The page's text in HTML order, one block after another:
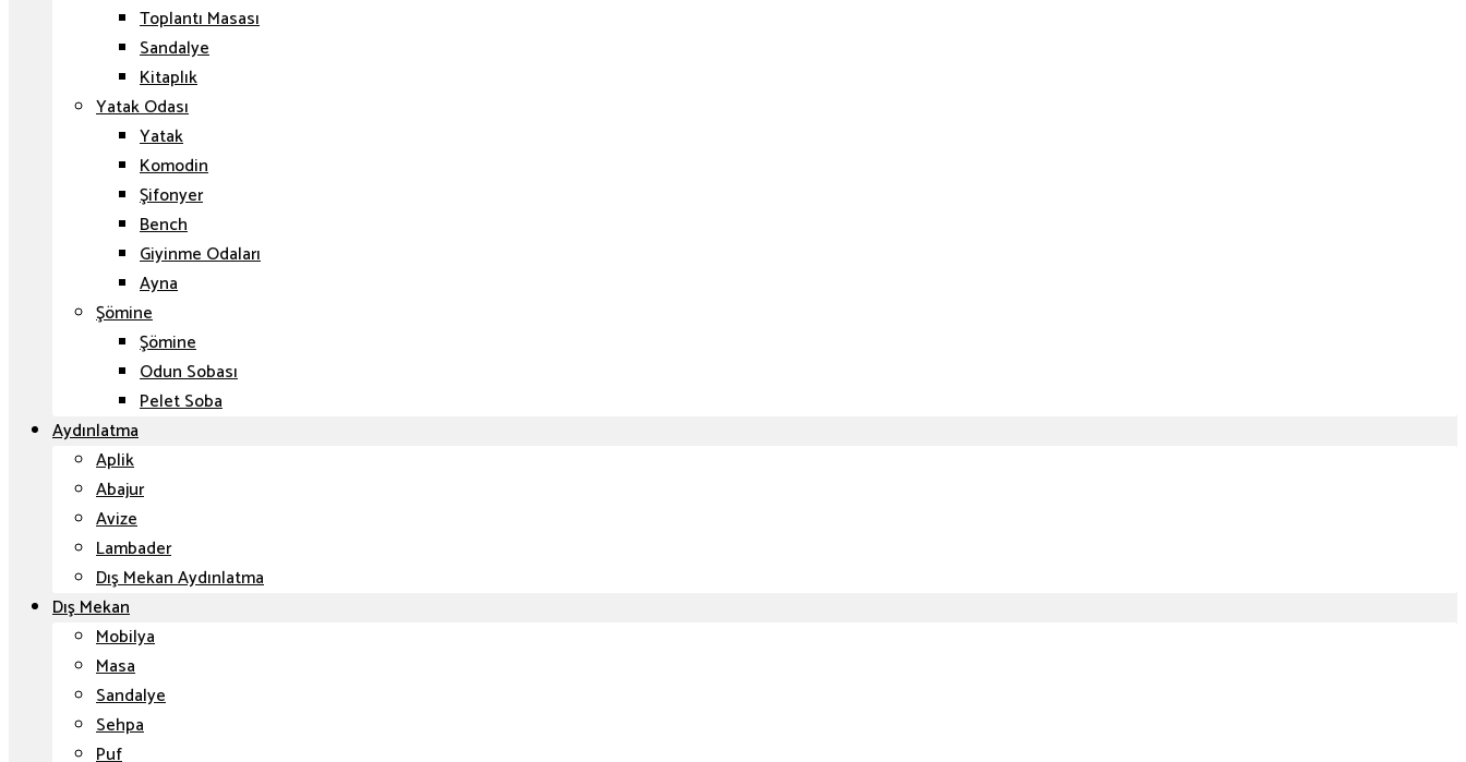
Toplantı Masası
Sandalye
Kitaplık
Yatak Odası
Yatak
Komodin
Şifonyer
Bench
Giyinme Odaları
Ayna
Şömine
Şömine
Odun Sobası
Pelet Soba
Aydınlatma
Aplik
Abajur
Avize
Lambader
Dış Mekan Aydınlatma
Dış Mekan
Mobilya
Masa
Sandalye
Sehpa
Puf